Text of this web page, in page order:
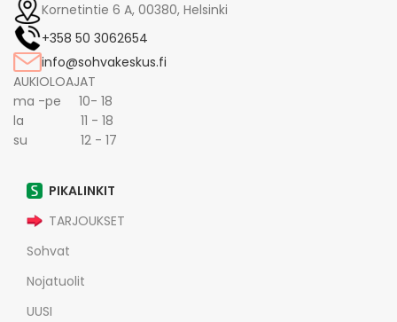
Kornetintie 6 A, 00380, Helsinki
+358 50 3062654
info@sohvakeskus.fi
AUKIOLOAJAT
ma -pe 10- 18
la 11 - 18
su 12 - 17
PIKALINKIT
TARJOUKSET
Sohvat
Nojatuolit
UUSI